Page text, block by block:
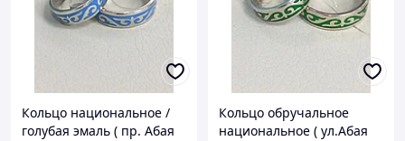
Кольцо национальное /
голубая эмаль ( пр. Абая
Кольцо обручальное
национальное ( ул.Абая